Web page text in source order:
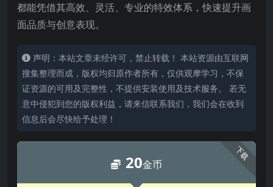
都能凭借其高效、灵活、专业的特效体系，快速提升画
面品质与创意表现。
声明：本站文章未经许可，禁止转载！ 本站资源由互联网
搜集整理而成，版权均归原作者所有，仅供观摩学习，不保
证资源的可用及完整性，不提供安装使用及技术服务。 若无
意中侵犯到您的版权利益，请来信联系我们，我们会在收到
信息后会尽快给予处理！
下载
20金币